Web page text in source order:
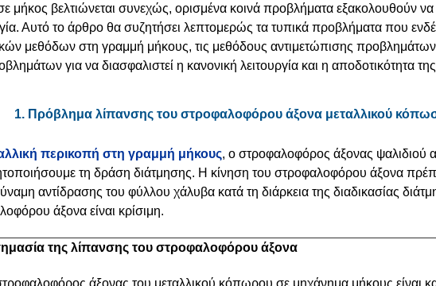
μήκος βελτιώνεται συνεχώς, ορισμένα κοινά προβλήματα εξακολουθούν να
Αυτό το άρθρο θα συζητήσει λεπτομερώς τα τυπικά προβλήματα που
μεθόδων στη γραμμή μήκους, τις μεθόδους αντιμετώπισης
για να διασφαλιστεί η κανονική λειτουργία και η αποδοτικότητα
1. Πρόβλημα λίπανσης του στροφαλοφόρου άξονα μεταλλικού
περικοπή στη γραμμή μήκους, ο στροφαλοφόρος άξονας ψαλιδιού
τη δράση διάτμησης. Η κίνηση του στροφαλοφόρου άξονα
αντίδρασης του φύλλου χάλυβα κατά τη διάρκεια της διαδικασίας
άξονα είναι κρίσιμη.
της λίπανσης του στροφαλοφόρου άξονα
άξονας του μεταλλικού κόπωρου σε μηχάνημα μήκους είναι